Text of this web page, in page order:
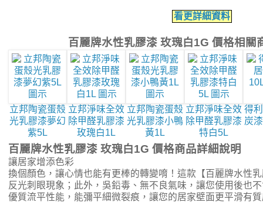
看更詳細資料
百麗牌水性乳膠漆 玫瑰白1G 價格相關
立邦陶瓷蛋殼
光乳膠漆夢幻
紫5L
立邦淨味全效
除甲醛乳膠漆
玫瑰白1L
立邦陶瓷蛋殼
光乳膠漆小鴨
黃1L
立邦淨味全效
除甲醛乳膠漆
特白5L
得
炭
百麗牌水性乳膠漆 玫瑰白1G 價格商品詳細說明
讓居家增添色彩
換個顏色，讓心情也能有更棒的轉變唷！這款【百麗牌水性
反光刺眼現象；此外，吳鉛毒、無不良氣味，讓您使用後也
優質流平性能，能彌平細微裂痕，讓您的居家壁面更平滑有